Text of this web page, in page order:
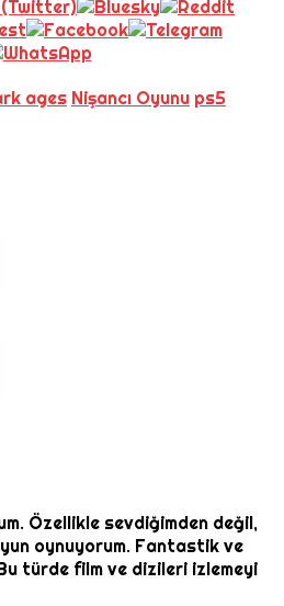
ages Nişancı Oyunu ps5
Özellikle sevdiğimden değil,
oynuyorum. Fantastik ve
türde film ve dizileri izlemeyi